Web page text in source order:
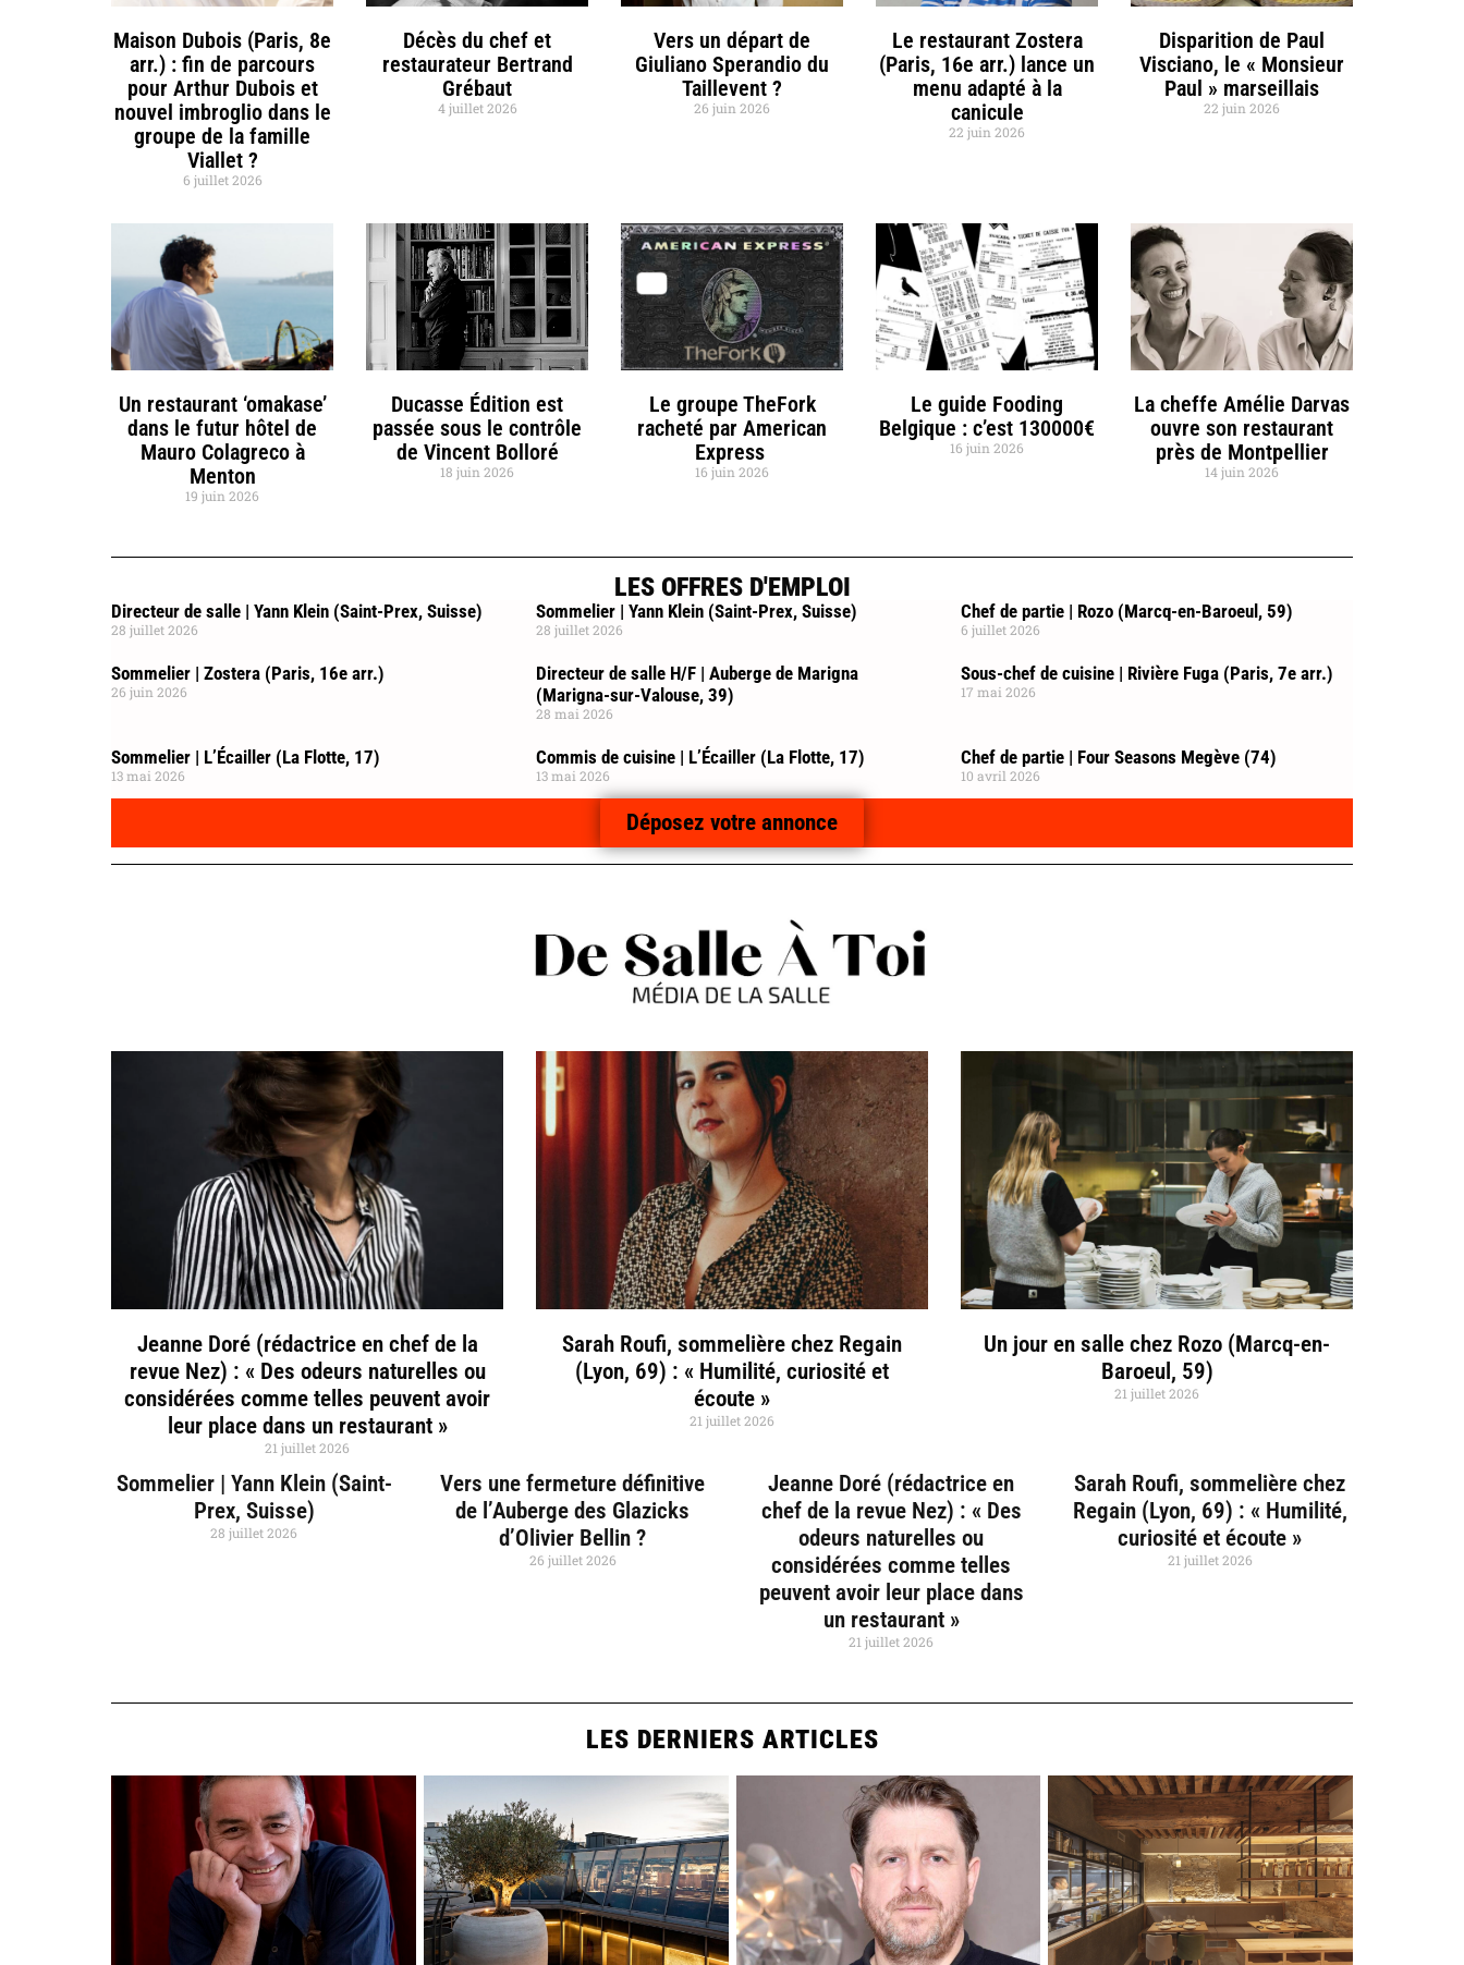
Maison Dubois (Paris, 8e
arr.) : fin de parcours
pour Arthur Dubois et
nouvel imbroglio dans le
groupe de la famille
Viallet ?
6 juillet 2026
Décès du chef et
restaurateur Bertrand
Grébaut
4 juillet 2026
Vers un départ de
Giuliano Sperandio du
Taillevent ?
26 juin 2026
Le restaurant Zostera
(Paris, 16e arr.) lance un
menu adapté à la
canicule
22 juin 2026
Disparition de Paul
Visciano, le « Monsieur
Paul » marseillais
22 juin 2026
Un restaurant ‘omakase’
dans le futur hôtel de
Mauro Colagreco à
Menton
19 juin 2026
Ducasse Édition est
passée sous le contrôle
de Vincent Bolloré
18 juin 2026
Le groupe TheFork
racheté par American
Express
16 juin 2026
Le guide Fooding
Belgique : c’est 130000€
16 juin 2026
La cheffe Amélie Darvas
ouvre son restaurant
près de Montpellier
14 juin 2026
LES OFFRES D'EMPLOI
Directeur de salle | Yann Klein (Saint-Prex, Suisse)
28 juillet 2026
Sommelier | Yann Klein (Saint-Prex, Suisse)
28 juillet 2026
Chef de partie | Rozo (Marcq-en-Baroeul, 59)
6 juillet 2026
Sommelier | Zostera (Paris, 16e arr.)
26 juin 2026
Directeur de salle H/F | Auberge de Marigna
(Marigna-sur-Valouse, 39)
28 mai 2026
Sous-chef de cuisine | Rivière Fuga (Paris, 7e arr.)
17 mai 2026
Sommelier | L’Écailler (La Flotte, 17)
13 mai 2026
Commis de cuisine | L’Écailler (La Flotte, 17)
13 mai 2026
Chef de partie | Four Seasons Megève (74)
10 avril 2026
Déposez votre annonce
Jeanne Doré (rédactrice en chef de la
revue Nez) : « Des odeurs naturelles ou
considérées comme telles peuvent avoir
leur place dans un restaurant »
21 juillet 2026
Sarah Roufi, sommelière chez Regain
(Lyon, 69) : « Humilité, curiosité et
écoute »
21 juillet 2026
Un jour en salle chez Rozo (Marcq-en-
Baroeul, 59)
21 juillet 2026
Sommelier | Yann Klein (Saint-
Prex, Suisse)
28 juillet 2026
Vers une fermeture définitive
de l’Auberge des Glazicks
d’Olivier Bellin ?
26 juillet 2026
Jeanne Doré (rédactrice en
chef de la revue Nez) : « Des
odeurs naturelles ou
considérées comme telles
peuvent avoir leur place dans
un restaurant »
21 juillet 2026
Sarah Roufi, sommelière chez
Regain (Lyon, 69) : « Humilité,
curiosité et écoute »
21 juillet 2026
LES DERNIERS ARTICLES